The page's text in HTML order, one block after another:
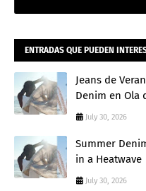
ENTRADAS QUE PUEDEN
Jeans de
Denim en Ola
July 30, 2026
Summer
in a Heatwave
July 30, 2026